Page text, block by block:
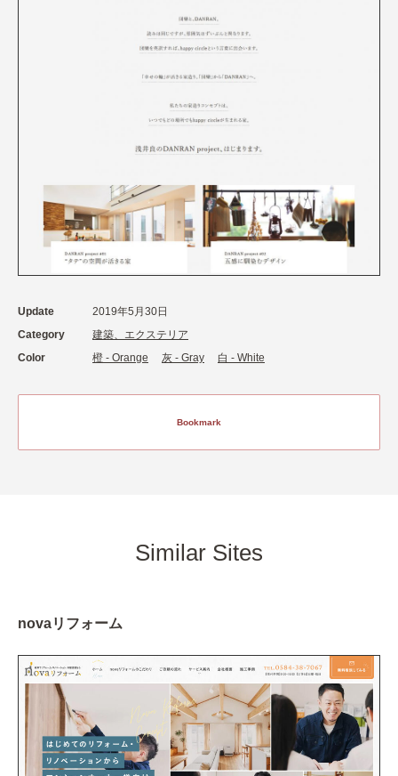
Update
2019年5月30日
Category
建築、エクステリア
Color
橙 - Orange 灰 - Gray 白 - White
Bookmark
Similar Sites
novaリフォーム